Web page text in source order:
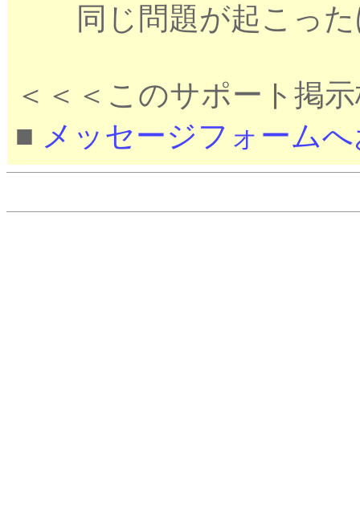
同じ問題が起こった
＜＜＜このサポート掲
■ メッセージフォーム